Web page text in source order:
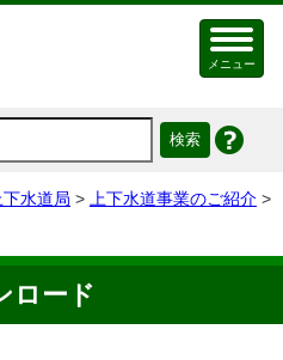
メニュー
下水道局 > 上下水道事業のご紹介 >
ロード